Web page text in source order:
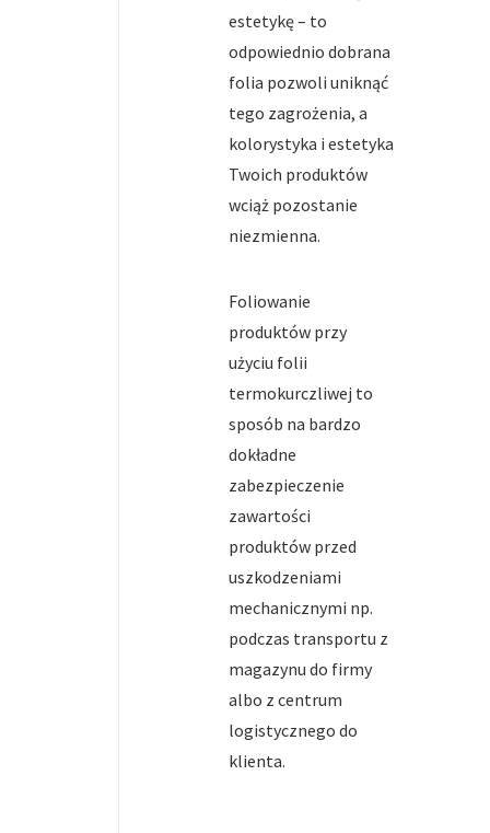
estetykę – to
odpowiednio dobrana
folia pozwoli uniknąć
tego zagrożenia, a
kolorystyka i estetyka
Twoich produktów
wciąż pozostanie
niezmienna.
Foliowanie
produktów przy
użyciu folii
termokurczliwej to
sposób na bardzo
dokładne
zabezpieczenie
zawartości
produktów przed
uszkodzeniami
mechanicznymi np.
podczas transportu z
magazynu do firmy
albo z centrum
logistycznego do
klienta.